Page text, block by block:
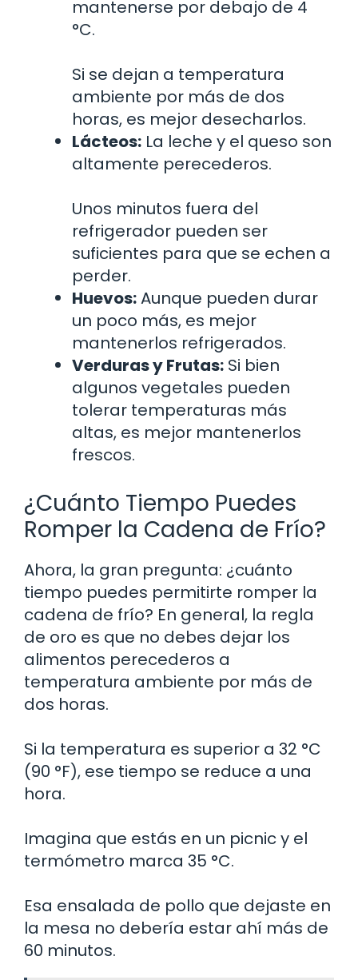
mantenerse por debajo de 4
°C.
Si se dejan a temperatura
ambiente por más de dos
horas, es mejor desecharlos.
Lácteos: La leche y el queso son
altamente perecederos.
Unos minutos fuera del
refrigerador pueden ser
suficientes para que se echen a
perder.
Huevos:Aunque pueden durar
un poco más, es mejor
mantenerlos refrigerados.
Verduras y Frutas: Si bien
algunos vegetales pueden
tolerar temperaturas más
altas, es mejor mantenerlos
frescos.
¿Cuánto Tiempo Puedes
Romper la Cadena de Frío?
Ahora, la gran pregunta: ¿cuánto
tiempo puedes permitirte romper la
cadena de frío? En general, la regla
de oro es que no debes dejar los
alimentos perecederos a
temperatura ambiente por más de
dos horas.
Si la temperatura es superior a 32 °C
(90 °F), ese tiempo se reduce a una
hora.
Imagina que estás en un picnic y el
termómetro marca 35 °C.
Esa ensalada de pollo que dejaste en
la mesa no debería estar ahí más de
60 minutos.